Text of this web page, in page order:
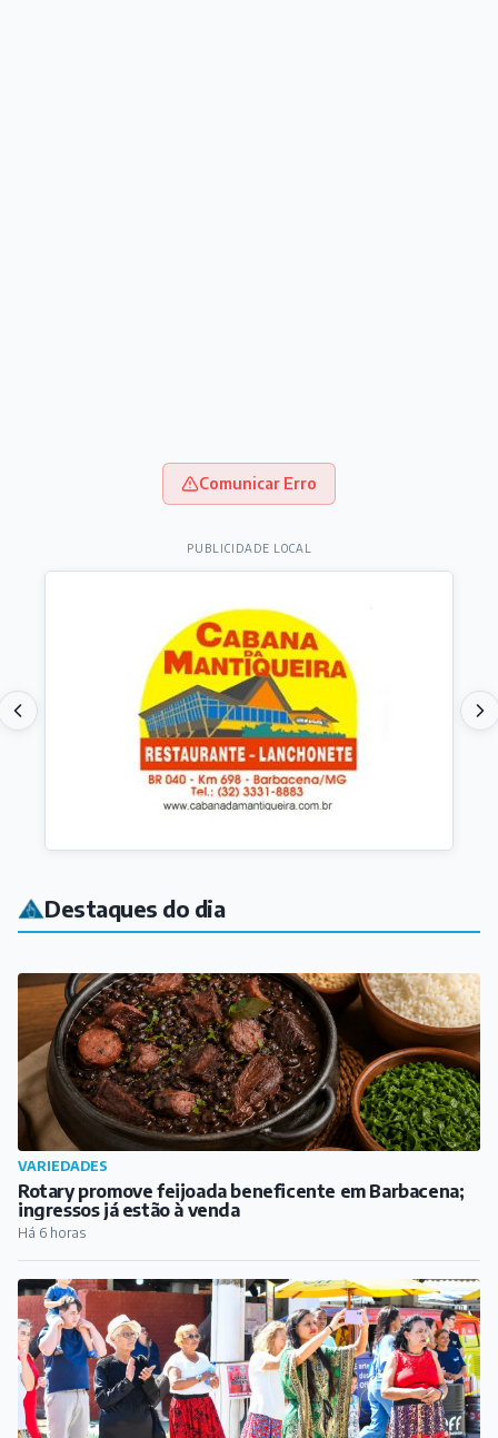
Comunicar Erro
PUBLICIDADE LOCAL
Destaques do dia
Rotary promove feijoada beneficente em Barbacena;
ingressos já estão à venda
CIDADE
Domingo no Parque reúne famílias e atrações
especiais no Parque de Exposições
Há 7 horas